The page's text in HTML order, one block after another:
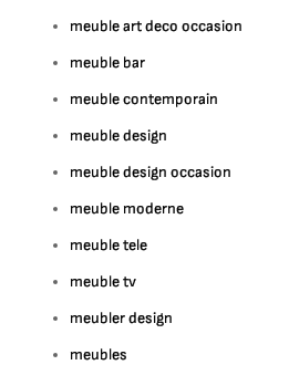
meuble art deco occasion
meuble bar
meuble contemporain
meuble design
meuble design occasion
meuble moderne
meuble tele
meuble tv
meubler design
meubles